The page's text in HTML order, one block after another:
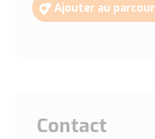
Ajouter au
Contact